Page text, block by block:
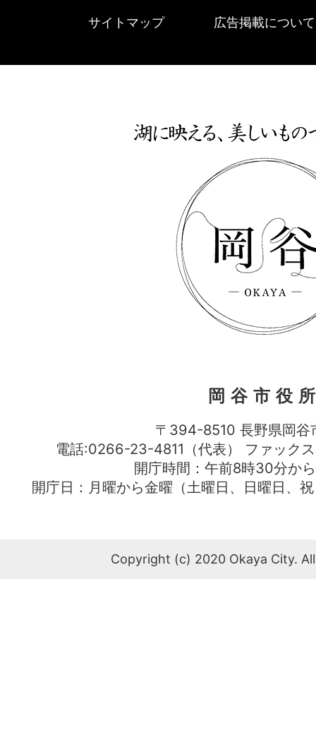
サイトマップ 広告掲載について
岡谷市役
〒394-8510 長野県岡谷
電話:0266-23-4811（代表） ファッ
開庁時間：午前8時30分か
開庁日：月曜から金曜（土曜日、日曜日、
Copyright (c) 2020 Okaya City.